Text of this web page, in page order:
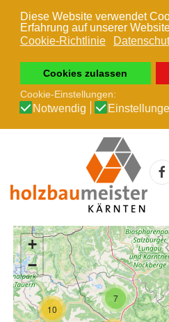
Diese Website verwendet
Erfahrung auf unserer
Cookie-Richtlinie
Cookies zulassen
Cookie-Einstellungen:
Notwendig
Zum Hauptinhalt springen
10
7
+
−